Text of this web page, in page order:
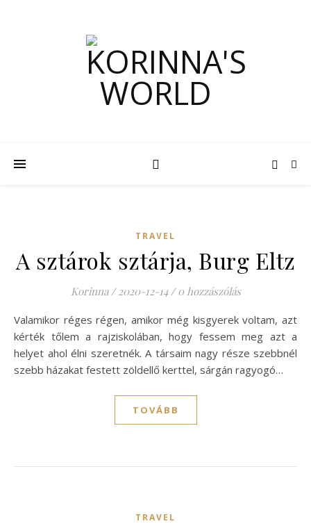
TRAVEL
A sztárok sztárja, Burg Eltz
Korinna / 2020-12-14 / 0 hozzászólás
Valamikor réges régen, amikor még kisgyerek voltam, azt
kérték tőlem a rajziskolában, hogy fessem meg azt a
helyet ahol élni szeretnék. A társaim nagy része szebbnél
szebb házakat festett zöldellő kerttel, sárgán ragyogó…
TOVÁBB
TRAVEL